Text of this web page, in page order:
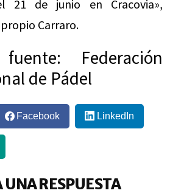
21 de junio en Cracovia»,
Carraro.
Federación
de Pádel
Facebook LinkedIn
UNA RESPUESTA